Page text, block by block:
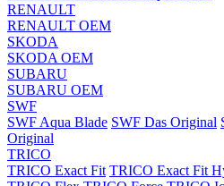
RENAULT
RENAULT OEM
SKODA
SKODA OEM
SUBARU
SUBARU OEM
SWF
SWF Aqua Blade SWF Das Original
Original
TRICO
TRICO Exact Fit TRICO Exact Fit